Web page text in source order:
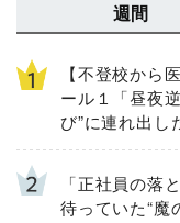
週間
【不登校から
ール１「昼夜
び”に連れ出し
「正社員の落
待っていた“魔